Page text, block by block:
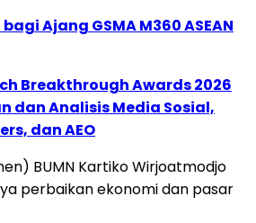
Ajang GSMA M360 ASEAN
Breakthrough Awards 2026
dan Analisis Media Sosial,
dan AEO
BUMN Kartiko Wirjoatmodjo
perbaikan ekonomi dan pasar